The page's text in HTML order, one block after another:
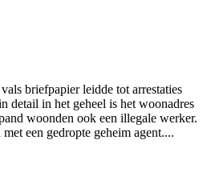
briefpapier leidde tot arrestaties
detail in het geheel is het woonadres
woonden ook een illegale werker.
een gedropte geheim agent....